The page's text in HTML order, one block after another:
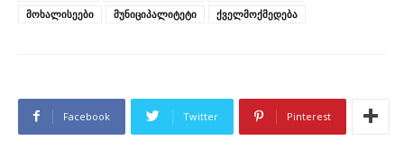
მოხალისეები
მუნიციპალიტეტი ქველმოქმედება
Facebook Twitter Pinterest